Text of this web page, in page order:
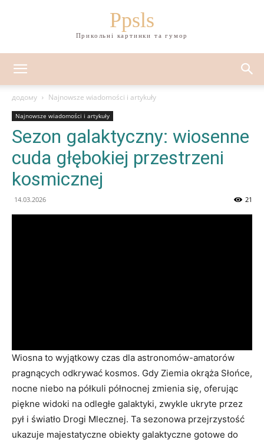
Ppsls
Прикольні картинки та гумор
додому Najnowsze wiadomości i artykuły
Najnowsze wiadomości i artykuły
Sezon galaktyczny: wiosenne
cuda głębokiej przestrzeni
kosmicznej
14.03.2026 21
Wiosna to wyjątkowy czas dla astronomów-amatorów
pragnących odkrywać kosmos. Gdy Ziemia okrąża Słońce,
nocne niebo na półkuli północnej zmienia się, oferując
piękne widoki na odległe galaktyki, zwykle ukryte przez
pył i światło Drogi Mlecznej. Ta sezonowa przejrzystość
ukazuje majestatyczne obiekty galaktyczne gotowe do